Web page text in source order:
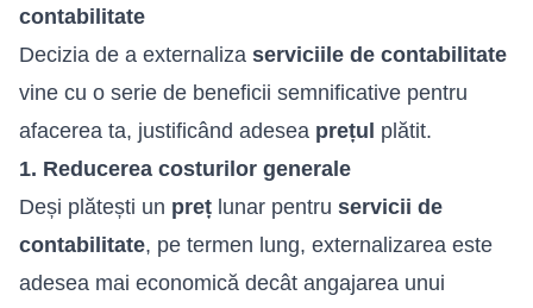
contabilitate
Decizia de a externaliza serviciile de contabilitate
vine cu o serie de beneficii semnificative pentru
afacerea ta, justificând adesea prețul plătit.
1. Reducerea costurilor generale
Deși plătești un preț lunar pentru servicii de
contabilitate, pe termen lung, externalizarea este
adesea mai economică decât angajarea unui